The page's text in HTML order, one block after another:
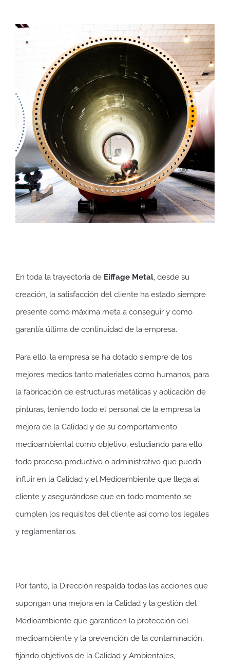
En toda la trayectoria de Eiffage Metal, desde su
creación, la satisfacción del cliente ha estado siempre
presente como máxima meta a conseguir y como
garantía última de continuidad de la empresa.
Para ello, la empresa se ha dotado siempre de los
mejores medios tanto materiales como humanos, para
la fabricación de estructuras metálicas y aplicación de
pinturas, teniendo todo el personal de la empresa la
mejora de la Calidad y de su comportamiento
medioambiental como objetivo, estudiando para ello
todo proceso productivo o administrativo que pueda
influir en la Calidad y el Medioambiente que llega al
cliente y asegurándose que en todo momento se
cumplen los requisitos del cliente así como los legales
y reglamentarios.
Por tanto, la Dirección respalda todas las acciones que
supongan una mejora en la Calidad y la gestión del
Medioambiente que garanticen la protección del
medioambiente y la prevención de la contaminación,
fijando objetivos de la Calidad y Ambientales,